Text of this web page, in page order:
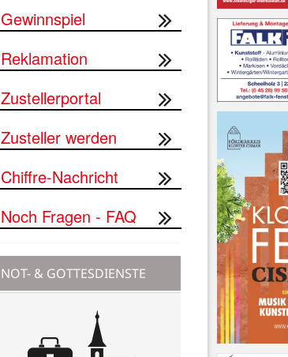
Gewinnspiel
Reklamation
Zustellerportal
Zusteller werden
Chiffre-Nachricht
Noch Fragen - FAQ
NOT- & GOTTESDIENSTE